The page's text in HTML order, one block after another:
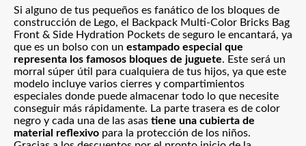
Si alguno de tus pequeños es fanático de los bloques de
construcción de Lego, el Backpack Multi-Color Bricks Bag
Front & Side Hydration Pockets de seguro le encantará, ya
que es un bolso con un estampado especial que
representa los famosos bloques de juguete. Este será un
morral súper útil para cualquiera de tus hijos, ya que este
modelo incluye varios cierres y compartimientos
especiales donde puede almacenar todo lo que necesite
conseguir más rápidamente. La parte trasera es de color
negro y cada una de las asas tiene una cubierta de
material reflexivo para la protección de los niños.